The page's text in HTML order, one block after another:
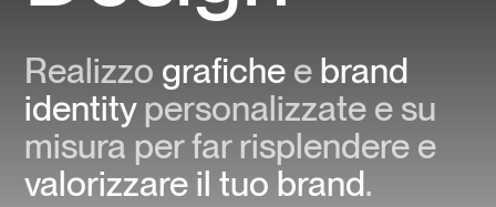
Realizzo grafiche e brand
identitypersonalizzate e su
misura per far risplendere e
valorizzare il tuo brand.